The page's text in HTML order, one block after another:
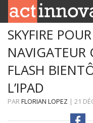
RUBRIQUES
INNOBOX
SKYFIRE
NAVIGATEUR
FLASH
L’IPAD
PARFLORIAN LOPEZ | 21